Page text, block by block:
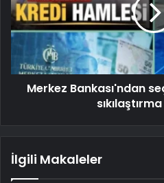
Merkez Bankası'ndan
İlgili Makaleler